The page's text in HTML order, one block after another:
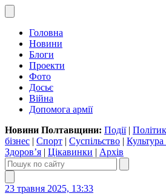
Головна
Новини
Блоги
Проекти
Фото
Досьє
Війна
Допомога армії
Новини Полтавщини: Події|
бізнес | Спорт | Суспільство | Культура
Здоров’я | Цікавинки | Архів
23 травня 2025, 13:33